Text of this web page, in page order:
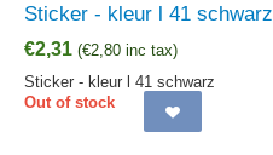
Sticker - kleur l 41 schwarz
€2,31 (€2,80 inc tax)
Sticker - kleur l 41 schwarz
Out of stock